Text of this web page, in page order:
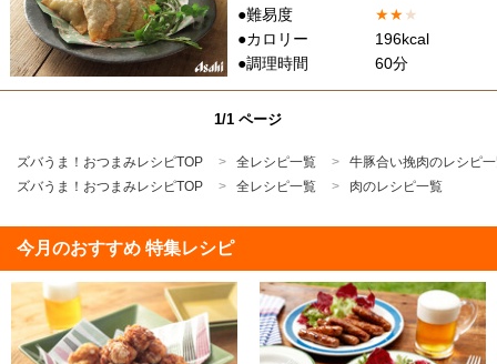
●難易度
★★★
●カロリー
196kcal
●調理時間
60分
1/1 ページ
ズバうま！おつまみレシピTOP 全レシピ一覧
牛豚合い挽肉のレシピ
ズバうま！おつまみレシピTOP
全レシピ一覧 肉のレシピ一覧
今月のおすすめ 特集レシピ